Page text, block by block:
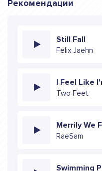
Рекомендации
Still Fall
Felix Jaehn
I Feel Like
Two Feet
Merrily We
RaeSam
Swimming